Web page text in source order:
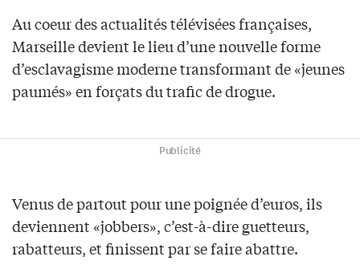
Au coeur des actualités télévisées françaises,
Marseille devient le lieu d’une nouvelle forme
d’esclavagisme moderne transformant de «jeunes
paumés» en forçats du trafic de drogue.
Publicité
Venus de partout pour une poignée d’euros, ils
deviennent «jobbers», c’est-à-dire guetteurs,
rabatteurs, et finissent par se faire abattre.